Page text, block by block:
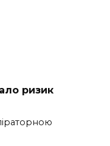
ризик